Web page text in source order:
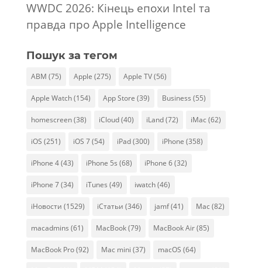
WWDC 2026: Кінець епохи Intel та
правда про Apple Intelligence
Пошук за тегом
ABM (75) Apple (275) Apple TV(56)
Apple Watch(154) App Store (39) Business (55)
homescreen(38) iCloud(40) iLand(72) iMac (62)
iOS (251) iOS 7(54) iPad(300) iPhone (358)
iPhone 4(43) iPhone 5s (68) iPhone 6(32)
iPhone 7(34) iTunes (49) iwatch(46)
iНовости (1529) iСтатьи (346) jamf(41) Mac (82)
macadmins (61) MacBook(79) MacBook Air(85)
MacBook Pro(92) Mac mini (37) macOS (64)